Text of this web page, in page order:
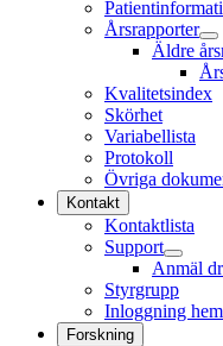
Årsrapporter
Äldre
Kvalitetsindex
Skörhet
Variabellista
Protokoll
Övriga
Kontakt
Kontaktlista
Support
Anmäl
Styrgrupp
Inloggning
Forskning